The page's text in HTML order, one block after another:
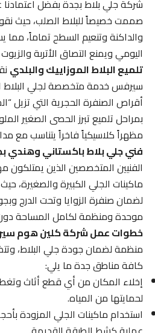
شركة جلي بلاط بجدة بفضل اعتمادنا
صممت خصيصاً للبلاط الصلب، حيث نقوم
والداكنة وتنعيم السطح تماماً، مما
اليومي ويمنع التصاق الأتربة والزيوت
تلميع البلاط الموزاييك والبلدي
سيرفس خدمة متخصصة لجلي البلاط
أقراص الصنفرة الحجرية التي تزيل
بمراحل تلميع تبرز الحصى الصغير
مظهراً كلاسيكياً فاخراً يتناسب مع
فني جلي بلاط باكستاني وهندي
الفنيين المتخصصين الذين يمتلكون
ماكينات الجلي الكبيرة والصغيرة، حيث
لضمان صنفرة الزوايا وتحت الدرج
موحدة ومنظمة لكامل المساحة دون
خطوات عمل شركة كلين هوم
منظمة لضمان جودة جلي البلاط،
كافة مناطق جدة ما يلي:
إخلاء المكان من أي قطع أثاث وتغطية
لحمايتها من المياه.
استخدام ماكينات الجلي المزودة بأحجار